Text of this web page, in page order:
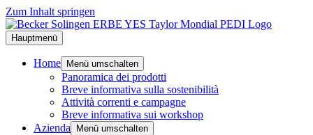
Zum Inhalt springen
Hauptmenü
Home Menü umschalten
Panoramica dei prodotti
Breve informativa sulla sostenibilità
Attività correnti e campagne
Breve informativa sui workshop
Azienda
Menü umschalten